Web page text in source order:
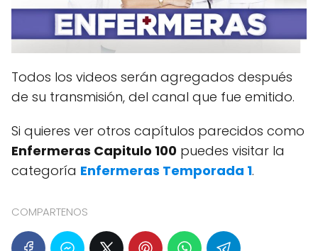
Todos los videos serán agregados después
de su transmisión, del canal que fue emitido.
Si quieres ver otros capítulos parecidos como
Enfermeras Capitulo 100 puedes visitar la
categoría Enfermeras Temporada 1.
COMPARTENOS